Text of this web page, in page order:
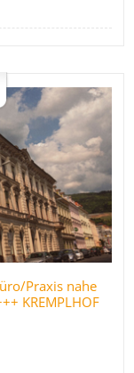
Praxis nahe
KREMPLHOF